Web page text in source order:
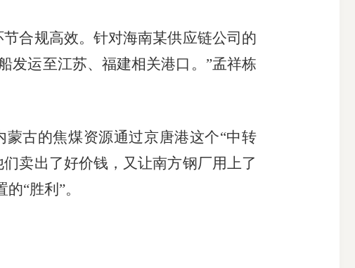
合规高效。针对海南某供应链公司的
发运至江苏、福建相关港口。”孟祥栋
古的焦煤资源通过京唐港这个“中转
卖出了好价钱，又让南方钢厂用上了
“胜利”。